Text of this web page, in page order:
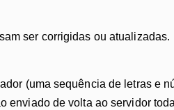
ser corrigidas ou atualizadas.
(uma sequência de letras e
enviado de volta ao servidor